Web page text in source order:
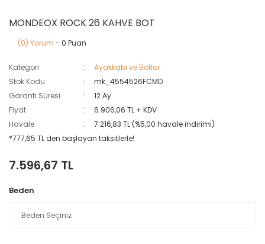
MONDEOX ROCK 26 KAHVE BOT
(0) Yorum - 0 Puan
Kategori
Ayakkabı ve Botlar
Stok Kodu
mk_4554526FCMD
Garanti Süresi
12 Ay
Fiyat
6.906,06 TL + KDV
Havale
7.216,83 TL (%5,00 havale indirimi)
*777,65 TL den başlayan taksitlerle!
7.596,67 TL
Beden